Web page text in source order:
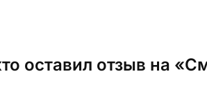
оставил отзыв на